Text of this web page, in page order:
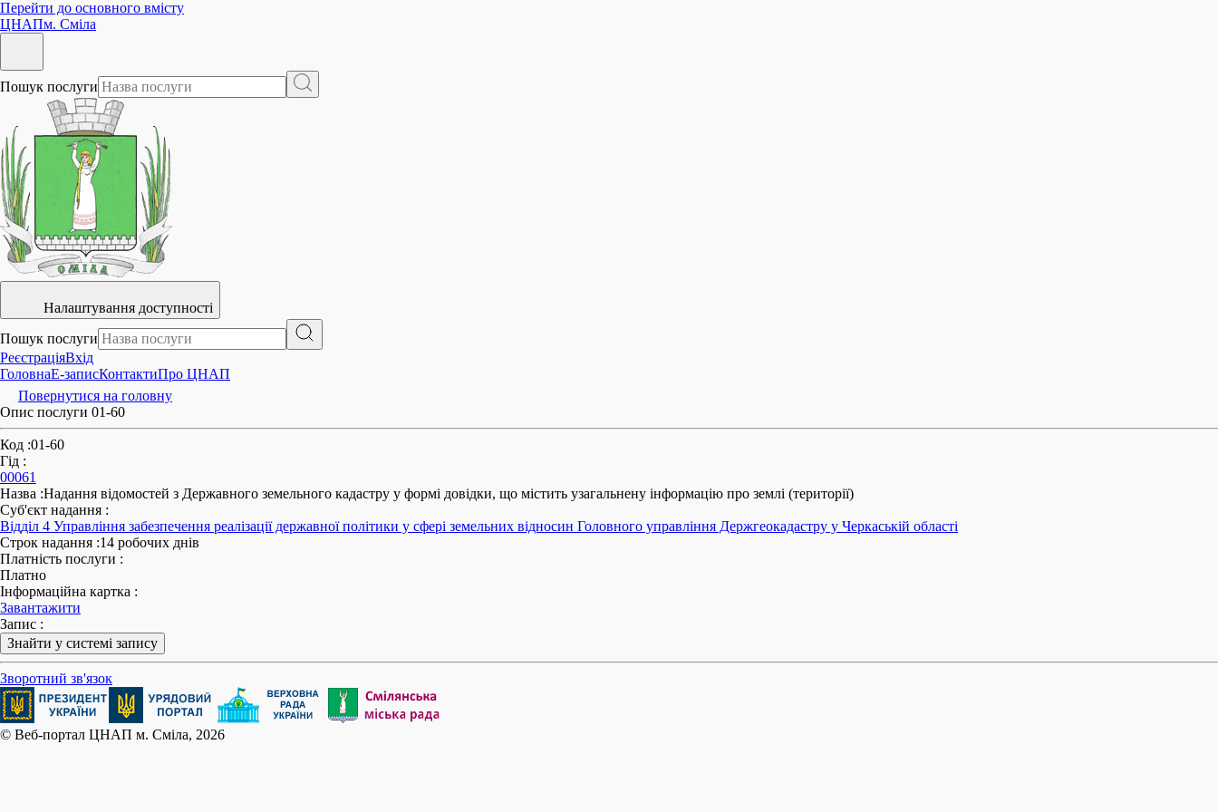
Перейти до основного вмісту
ЦНАПм. Сміла
Пошук послуги
Налаштування доступності
Пошук послуги
РеєстраціяВхід
ГоловнаE-записКонтактиПро ЦНАП
Повернутися на головну
Опис послуги 01-60
Код :01-60
Гід :
00061
Назва :Надання відомостей з Державного земельного кадастру у формі довідки, що містить узагальнену інформацію про землі (території)
Суб'єкт надання :
Відділ 4 Управління забезпечення реалізації державної політики у сфері земельних відносин Головного управління Держгеокадастру у Черкаській області
Строк надання :14 робочих днів
Платність послуги :
Платно
Інформаційна картка :
Завантажити
Запис :
Знайти у системі запису
Зворотний зв'язок
© Веб-портал ЦНАП м. Сміла, 2026